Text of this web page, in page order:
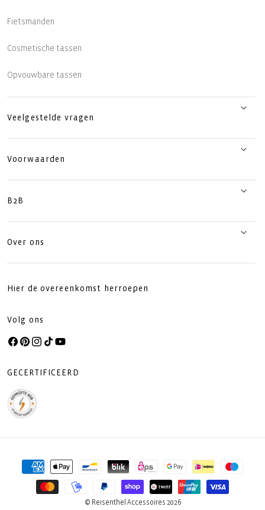
Fietsmanden
Cosmetische tassen
Opvouwbare tassen
Veelgestelde vragen
Voorwaarden
B2B
Over ons
Hier de overeenkomst herroepen
Volg ons
Facebook
Pinterest
Instagram
TikTokYouTube
GECERTIFICEERD
Betaalmethoden
© Reisenthel Accessoires 2026